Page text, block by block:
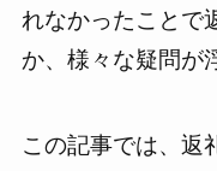
れなかったことで
か、様々な疑問が
この記事では、返